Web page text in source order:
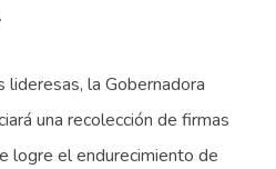
lideresas, la Gobernadora
una recolección de firmas
logre el endurecimiento de